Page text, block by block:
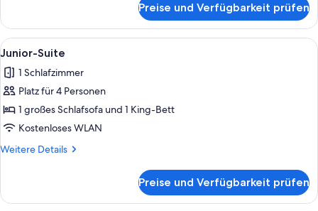
Suite
Preise und Verfügbarkeit prüfen
Alle
Fotos
für
Junior-
Suite
anzeigen
Ein Hotelzimmer mit einem großen
6
Junior-Suite
1 Schlafzimmer
Platz für 4 Personen
1 großes Schlafsofa und 1 King-Bett
Kostenloses WLAN
Weitere Details
Weitere
Suite
Preise und Verfügbarkeit prüfen